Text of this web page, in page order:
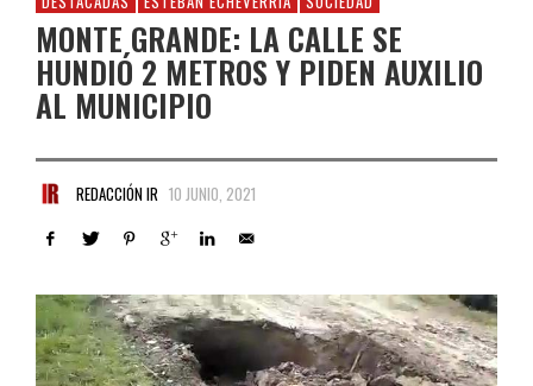
MONTE GRANDE: LA CALLE SE
HUNDIÓ 2 METROS Y PIDEN AUXILIO
AL MUNICIPIO
REDACCIÓN IR 10 JUNIO, 2021